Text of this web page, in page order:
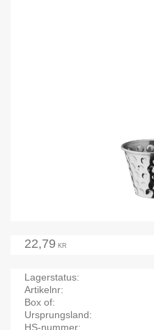
22,79 KR
Lagerstatus
Artikelnr
Box of
Ursprungsland
HS-nummer